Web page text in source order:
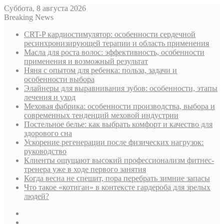
Суббота, 8 августа 2026
Breaking News
CRT-P кардиостимулятор: особенности сердечной
ресинхронизирующей терапии и область применения
Масла для роста волос: эффективность, особенности
применения и возможный результат
Няня с опытом для ребенка: польза, задачи и
особенности выбора
Элайнеры для выравнивания зубов: особенности, этапы
лечения и уход
Меховая фабрика: особенности производства, выбора и
современных тенденций меховой индустрии
Постельное белье: как выбрать комфорт и качество для
здорового сна
Ускорение регенерации после физических нагрузок:
руководство
Клиенты ощущают высокий профессионализм фитнес-
тренера уже в ходе первого занятия
Когда весна не спешит, пора перебрать зимние запасы
Что такое «котиган» в контексте гардероба для зрелых
людей?